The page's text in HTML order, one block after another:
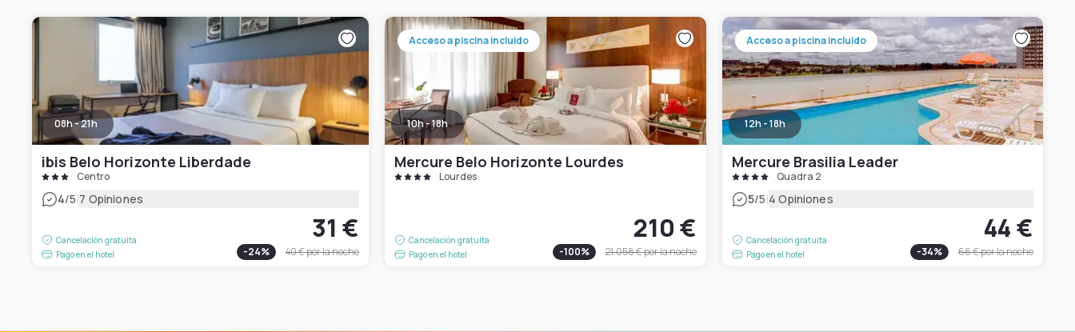
08h - 21h
ibis Belo Horizonte Liberdade
Centro
4/5|7 Opiniones
Cancelación gratuita
Pago en el hotel
31 €
-24% 40 €por la noche
Acceso a piscina incluido
10h - 18h
Mercure Belo Horizonte Lourdes
Lourdes
Cancelación gratuita
Pago en el hotel
210 €
-100% 21.058 €por la noche
Acceso a piscina incluido
12h - 18h
Mercure Brasilia Leader
Quadra 2
5/5|4 Opiniones
Cancelación gratuita
Pago en el hotel
44 €
-34% 66 €por la noche